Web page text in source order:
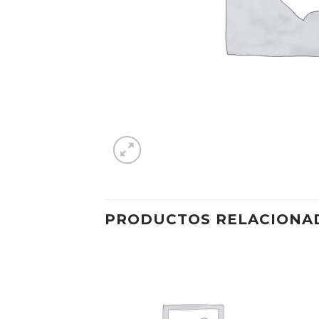
PRODUCTOS